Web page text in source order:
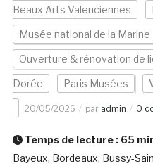
Beaux Arts Valenciennes
Musée national de la Marine
Ouverture & rénovation de
Dorée Paris Musées
20/05/2026 par admin 0
Temps de lecture : 65
Bayeux, Bordeaux, Bussy-